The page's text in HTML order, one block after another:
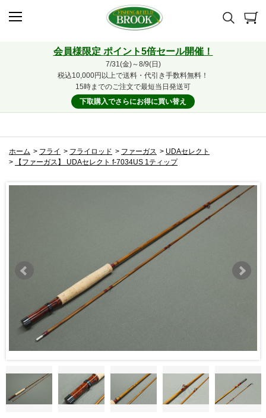
会員様限定 ポイント5倍セール開催！
7/31(金)～8/9(日)
税込10,000円以上で送料・代引き手数料無料！
15時までのご注文で最短当日発送可
下取購入でさらにお得に買い替え
ホーム > フライ > フライロッド > ファーガス > UDAセレクト
>
【ファーガス】 UDAセレクト f-7034US 1ティップ